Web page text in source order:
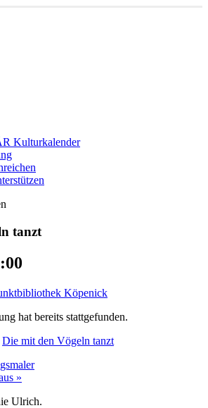
Kulturkalender
tanzt
Köpenick
hat bereits stattgefunden.
Die mit den Vögeln tanzt
»
Ulrich.